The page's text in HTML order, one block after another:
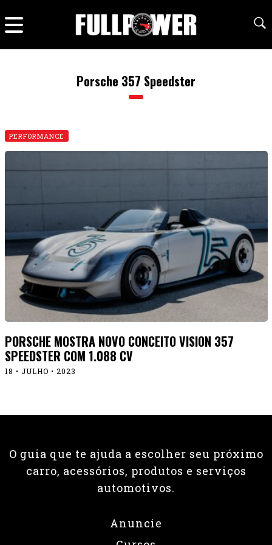
Porsche 357 Speedster
PERFORMANCE
PORSCHE MOSTRA NOVO CONCEITO VISION 357
SPEEDSTER COM 1.088 CV
18 • JULHO • 2023
O guia que te ajuda a escolher seu próximo
carro, acessórios, produtos e serviços
automotivos.
Anuncie